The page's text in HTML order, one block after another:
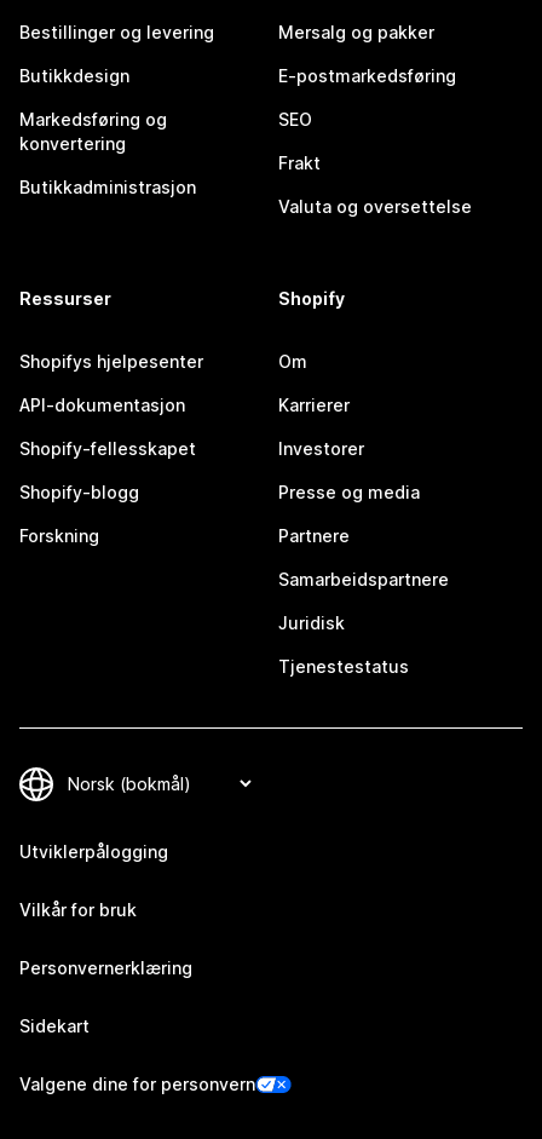
Bestillinger og levering
Butikkdesign
Markedsføring og
konvertering
Butikkadministrasjon
Mersalg og pakker
E-postmarkedsføring
SEO
Frakt
Valuta og oversettelse
Ressurser
Shopifys hjelpesenter
API-dokumentasjon
Shopify-fellesskapet
Shopify-blogg
Forskning
Shopify
Om
Karrierer
Investorer
Presse og media
Partnere
Samarbeidspartnere
Juridisk
Tjenestestatus
Utviklerpålogging
Vilkår for bruk
Personvernerklæring
Sidekart
Valgene dine for personvern